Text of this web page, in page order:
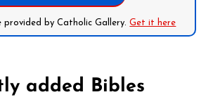
provided by Catholic Gallery.Get it here
added Bibles